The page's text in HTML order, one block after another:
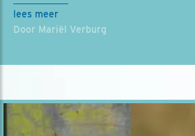
lees meer
Door Mariël Verburg